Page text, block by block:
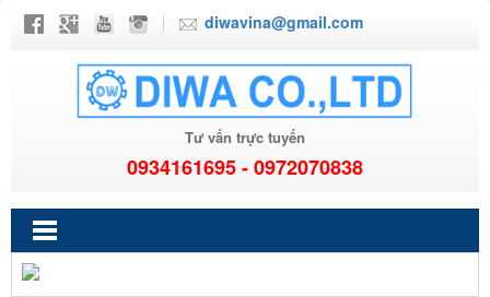
diwavina@gmail.com
Tư vấn trực tuyến
0934161695 - 0972070838